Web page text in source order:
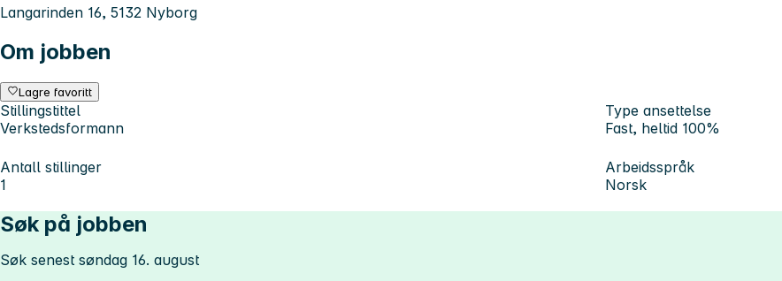
Langarinden 16, 5132 Nyborg
Om jobben
Lagre favoritt
Stillingstittel
Verkstedsformann
Type ansettelse
Fast, heltid 100%
Antall stillinger
1
Arbeidsspråk
Norsk
Søk på jobben
Søk senest søndag 16. august